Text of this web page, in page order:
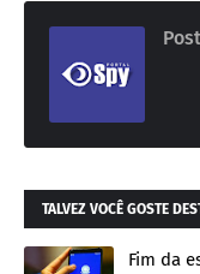
TALVEZ VOCÊ GOSTE
Fim da